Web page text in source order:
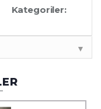
Kategoriler:
▼